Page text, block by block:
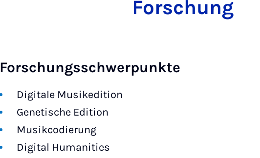
Forschung
Forschungsschwerpunkte
Digitale Musikedition
Genetische Edition
Musikcodierung
Digital Humanities